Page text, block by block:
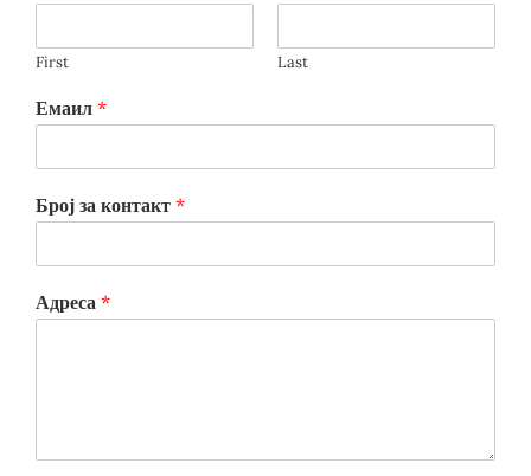
First Last
Емаил *
Број за контакт *
Адреса *